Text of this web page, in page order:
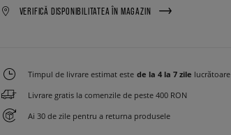
VERIFICĂ DISPONIBILITATEA ÎN MAGAZIN
Timpul de livrare estimat este de la 4 la 7 zile lucrătoare
Livrare gratis la comenzile de peste 400 RON
Ai 30 de zile pentru a returna produsele